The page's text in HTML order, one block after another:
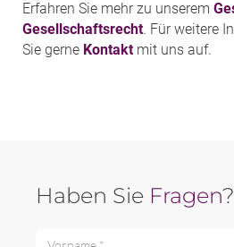
Erfahren Sie mehr zu unserem
Gesellschaftsrecht. Für weitere
Sie gerne Kontaktmit uns auf.
Haben Sie Fragen?